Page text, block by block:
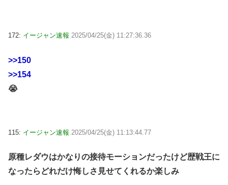
172: イージャン速報 2025/04/25(金) 11:27:36.36
>>150
>>154
😭
115: イージャン速報 2025/04/25(金) 11:13:44.77
原種レダウはかなりの接待モーションだったけど歴戦王に
なったらどれだけ悔しさ見せてくれるか楽しみ